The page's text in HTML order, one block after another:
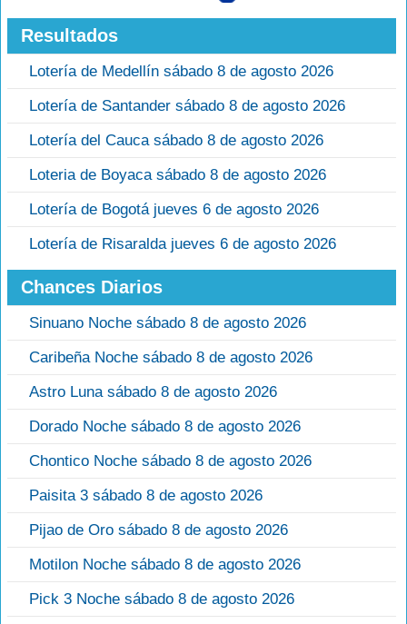
Resultados
Lotería de Medellín sábado 8 de agosto 2026
Lotería de Santander sábado 8 de agosto 2026
Lotería del Cauca sábado 8 de agosto 2026
Loteria de Boyaca sábado 8 de agosto 2026
Lotería de Bogotá jueves 6 de agosto 2026
Lotería de Risaralda jueves 6 de agosto 2026
Chances Diarios
Sinuano Noche sábado 8 de agosto 2026
Caribeña Noche sábado 8 de agosto 2026
Astro Luna sábado 8 de agosto 2026
Dorado Noche sábado 8 de agosto 2026
Chontico Noche sábado 8 de agosto 2026
Paisita 3 sábado 8 de agosto 2026
Pijao de Oro sábado 8 de agosto 2026
Motilon Noche sábado 8 de agosto 2026
Pick 3 Noche sábado 8 de agosto 2026